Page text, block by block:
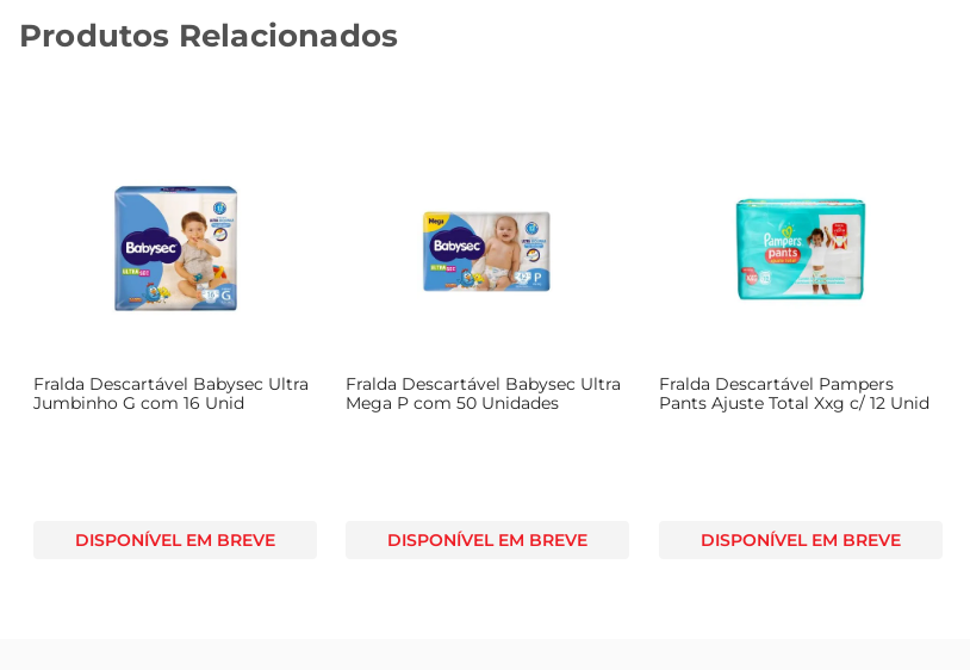
Produtos Relacionados
Fralda Descartável Babysec Ultra
Jumbinho G com 16 Unid
DISPONÍVEL EM BREVE
Fralda Descartável Babysec Ultra
Mega P com 50 Unidades
DISPONÍVEL EM BREVE
Fralda Descartável Pampers
Pants Ajuste Total Xxg c/ 12 Unid
DISPONÍVEL EM BREVE